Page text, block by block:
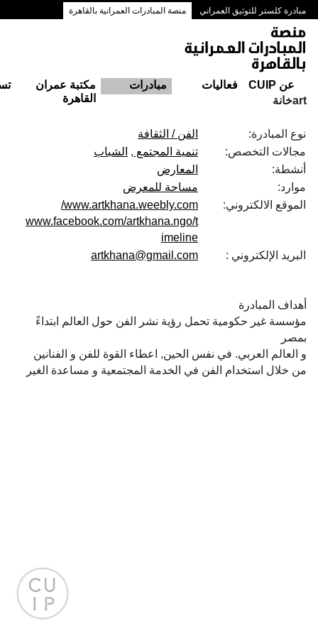
مبادرة كلستر للتوثيق العمراني منصة المبادرات العمرانية بالقاهرة
ممرات وسط البلد بالقاهرة
عن CUIP فعاليات مبادرات
مكتبة عمران
القاهرة
artخانة
نوع المبادرة:
الفن / الثقافة
مجالات التخصص:
تنمية المجتمع
الشباب
أنشطة:
المعارض
موارد:
مساحة للمعرض
الموقع الالكتروني:
www.artkhana.weebly.com/
www.facebook.com/artkhana.ngo/t
imeline
البريد الإلكتروني :
artkhana@gmail.com
أهداف المبادرة
مؤسسة غير حكومية تحمل رؤية نشر الفن حول العالم ابتداءً
بمصر
و العالم العربي. في نفس الحين, اعطاء القوة للفن و الفنانين
من خلال استخدام الفن في الخدمة المجتمعية و مساعدة الغير